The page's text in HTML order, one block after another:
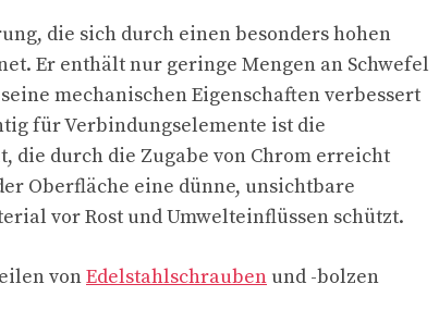
die sich durch einen besonders hohen
Er enthält nur geringe Mengen an Schwefel
mechanischen Eigenschaften verbessert
für Verbindungselemente ist die
die durch die Zugabe von Chrom erreicht
Oberfläche eine dünne, unsichtbare
vor Rost und Umwelteinflüssen schützt.
vonEdelstahlschrauben und -bolzen